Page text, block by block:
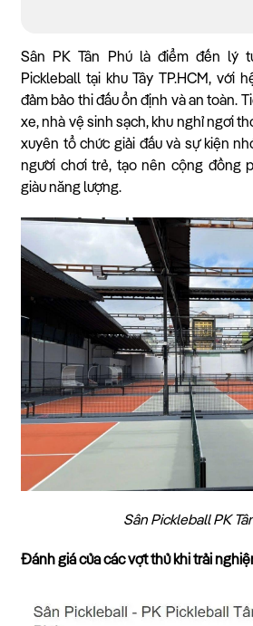
Sân PK Tân Phú là điểm đến lý
Pickleball tại khu Tây TP.HCM, với
đảm bảo thi đấu ổn định và an toàn.
xe, nhà vệ sinh sạch, khu nghỉ ngơi
xuyên tổ chức giải đấu và sự kiện
người chơi trẻ, tạo nên cộng đồng
giàu năng lượng.
Sân Pickleball PK
Đánh giá của các vợt thủ khi trải